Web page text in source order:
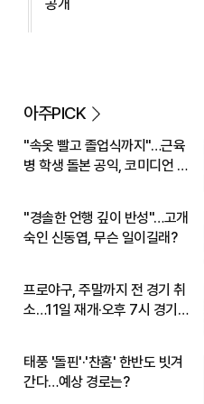
공개
아주PICK
"속옷 빨고 졸업식까지"…근육
병 학생 돌본 공익, 코미디언 김
"경솔한 언행 깊이 반성"…고개
숙인 신동엽, 무슨 일이길래?
프로야구, 주말까지 전 경기 취
소…11일 재개·오후 7시 경기
태풍 '돌핀'·'찬홈' 한반도 빗겨
간다…예상 경로는?